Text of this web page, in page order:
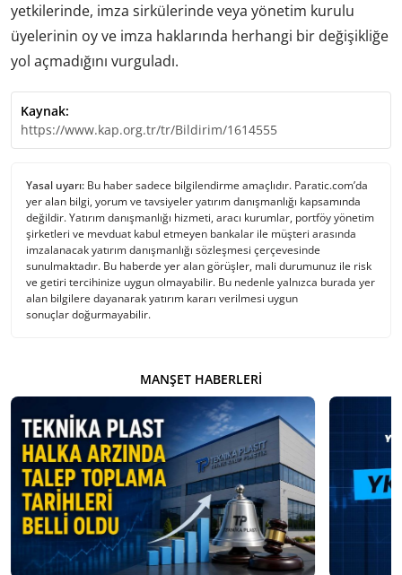
yetkilerinde, imza sirkülerinde veya yönetim kurulu
üyelerinin oy ve imza haklarında herhangi bir değişikliğe
yol açmadığını vurguladı.
Kaynak:
https://www.kap.org.tr/tr/Bildirim/1614555
Yasal uyarı: Bu haber sadece bilgilendirme amaçlıdır. Paratic.com’da
yer alan bilgi, yorum ve tavsiyeler yatırım danışmanlığı kapsamında
değildir. Yatırım danışmanlığı hizmeti, aracı kurumlar, portföy yönetim
şirketleri ve mevduat kabul etmeyen bankalar ile müşteri arasında
imzalanacak yatırım danışmanlığı sözleşmesi çerçevesinde
sunulmaktadır. Bu haberde yer alan görüşler, mali durumunuz ile risk
ve getiri tercihinize uygun olmayabilir. Bu nedenle yalnızca burada yer
alan bilgilere dayanarak yatırım kararı verilmesi uygun
sonuçlar doğurmayabilir.
MANŞET HABERLERI